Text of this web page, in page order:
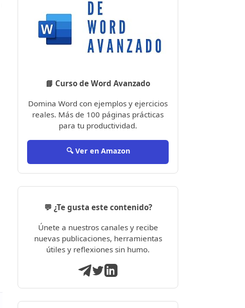
📘 Curso de Word Avanzado
Domina Word con ejemplos y ejercicios
reales. Más de 100 páginas prácticas
para tu productividad.
🔍 Ver en Amazon
💬 ¿Te gusta este contenido?
Únete a nuestros canales y recibe
nuevas publicaciones, herramientas
útiles y reflexiones sin humo.